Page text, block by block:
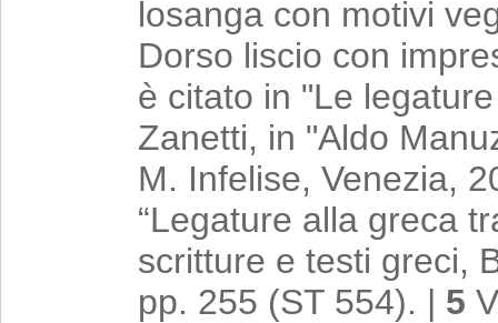
losanga con motivi
Dorso liscio con
è citato in "Le
Zanetti, in "Aldo
M. Infelise, Venezia,
“Legature alla greca
scritture e testi greci,
pp. 255 (ST 554). | 5